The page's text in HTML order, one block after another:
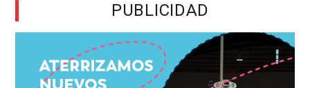
PUBLICIDAD